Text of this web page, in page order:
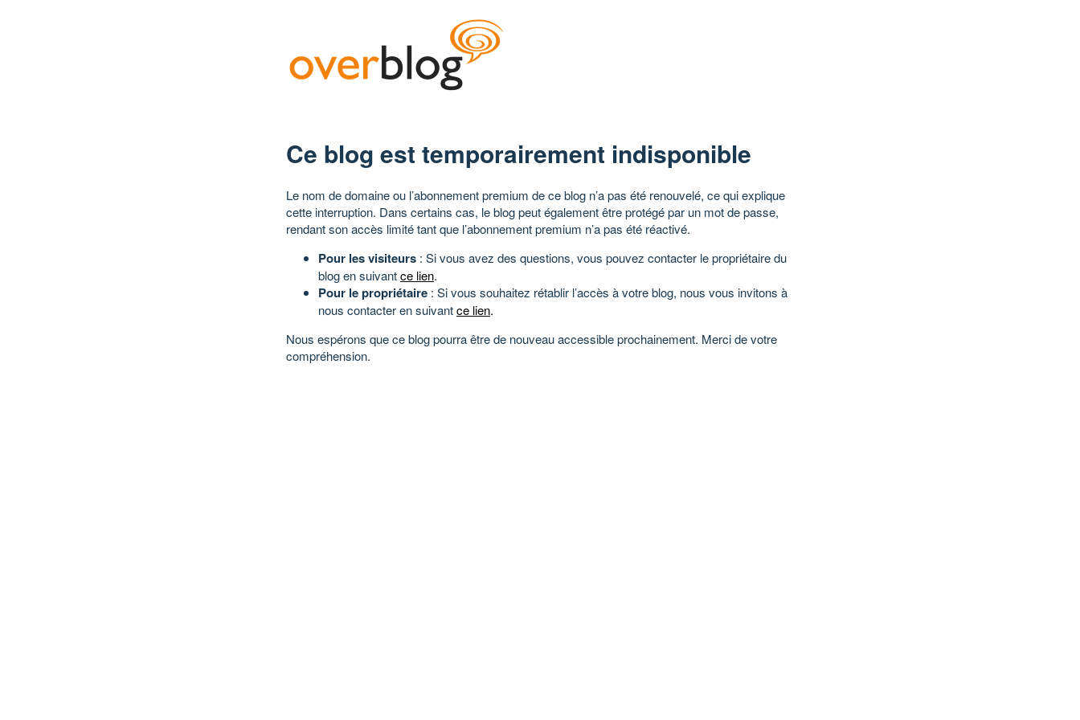
Ce blog est temporairement indisponible
Le nom de domaine ou l’abonnement premium de ce blog n’a pas été renouvelé, ce qui explique
cette interruption. Dans certains cas, le blog peut également être protégé par un mot de passe,
rendant son accès limité tant que l’abonnement premium n’a pas été réactivé.
Pour les visiteurs : Si vous avez des questions, vous pouvez contacter le propriétaire du
blog en suivantce lien.
Pour le propriétaire : Si vous souhaitez rétablir l’accès à votre blog, nous vous invitons à
nous contacter en suivantce lien.
Nous espérons que ce blog pourra être de nouveau accessible prochainement. Merci de votre
compréhension.